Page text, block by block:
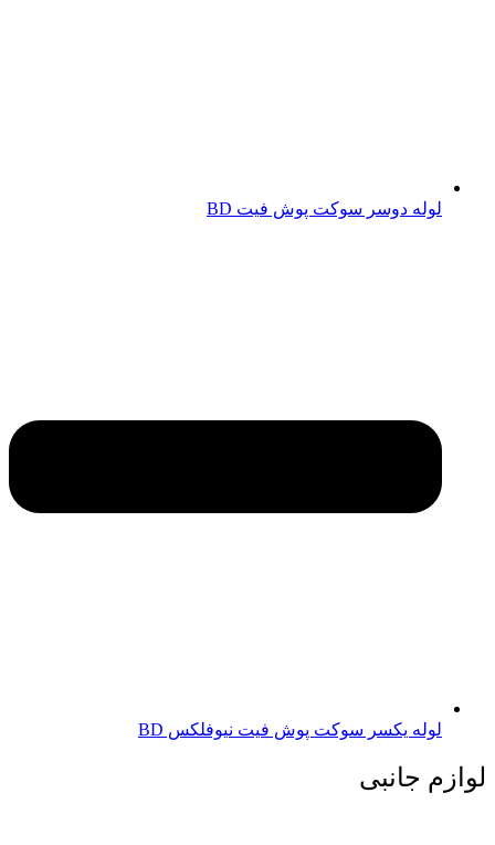
لوله دوسر سوکت پوش فیت BD
لوله یکسر سوکت پوش فیت نیوفلکس BD
لوازم جانبی